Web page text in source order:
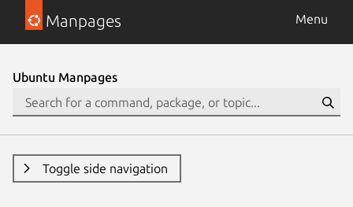
Manpages Menu
Ubuntu Manpages
Toggle side navigation